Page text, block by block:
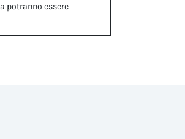
potranno essere